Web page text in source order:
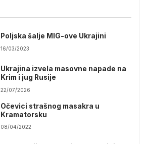
Poljska šalje MIG-ove Ukrajini
16/03/2023
Ukrajina izvela masovne napade na
Krim i jug Rusije
22/07/2026
Očevici strašnog masakra u
Kramatorsku
08/04/2022